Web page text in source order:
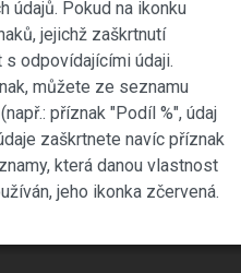
údajů. Pokud na ikonku
jejichž zaškrtnutí
odpovídajícími údaji.
můžete ze seznamu
příznak "Podíl %", údaj
zaškrtnete navíc příznak
která danou vlastnost
jeho ikonka zčervená.